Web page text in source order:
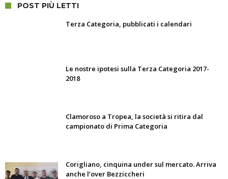
POST PIÙ LETTI
Terza Categoria, pubblicati i calendari
Le nostre ipotesi sulla Terza Categoria 2017-
2018
Clamoroso a Tropea, la società si ritira dal
campionato di Prima Categoria
Corigliano, cinquina under sul mercato. Arriva
anche l’over Bezziccheri